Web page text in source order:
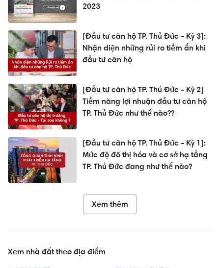
2023
[Đầu tư căn hộ TP. Thủ Đức - Kỳ 3]:
Nhận diện những rủi ro tiềm ẩn khi
đầu tư căn hộ
[Đầu tư căn hộ TP. Thủ Đức - Kỳ 2]
Tiềm năng lợi nhuận đầu tư căn hộ
TP. Thủ Đức như thế nào??
[Đầu tư căn hộ TP. Thủ Đức - Kỳ 1]:
Mức độ đô thị hóa và cơ sở hạ tầng
TP. Thủ Đức đang như thế nào?
Xem thêm
Xem nhà đất theo địa điểm